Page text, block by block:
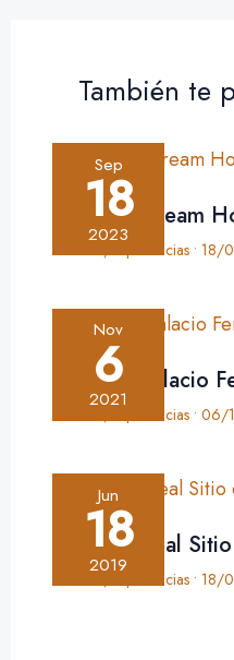
También te
Sep
18
2023
Crónica: Dream
Experiencias •18/
Nov
6
2021
Crónica: Palacio
Experiencias •06/
Jun
18
2019
Crónica: Real
Experiencias •18/